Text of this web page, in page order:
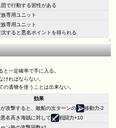
団で行動する習性がある
族専用ユニット
族専用ユニット
沈すると悪名ポイントを得られる
↑
一定確率で手に入る。
ればならない。
遺物を使うことは出来ない。
効果
攻撃すると、敵船の次ターンの
移動力-2
名高き海賊に対して 戦闘力+10